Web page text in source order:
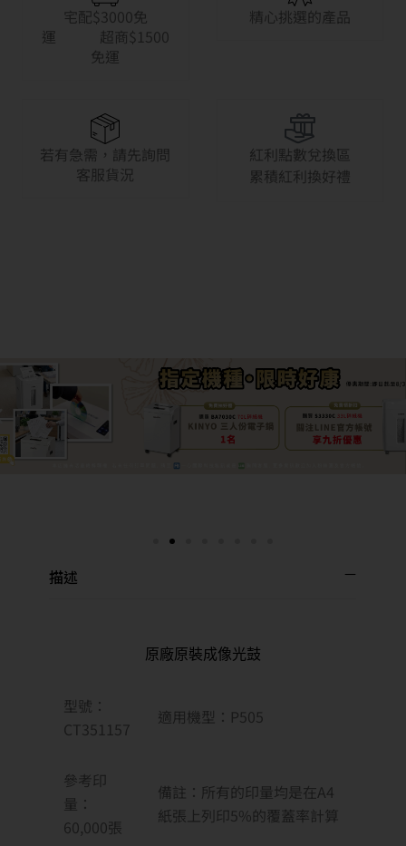
宅配$3000免
運 超商$1500
免運
精心挑選的產品
若有急需，請先詢問
客服貨況
紅利點數兌換區
累積紅利換好禮
描述
原廠原裝成像光鼓
型號：
CT351157
適用機型：P505
參考印
量：
60,000張
備註：所有的印量均是在A4
紙張上列印5%的覆蓋率計算